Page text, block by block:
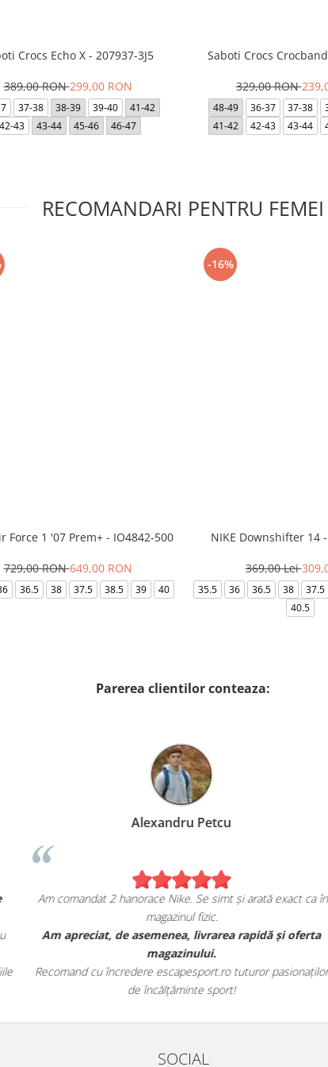
Crocs Echo X - 207937-3J5
389,00 RON299,00 RON
37-38 38-39 39-40
41-42
42-43
43-44 45-46 46-47
Saboti Crocs
329,00 RON
48-49 36-37 37-38
41-42
42-43 43-44
RECOMANDARI PENTRU FEMEI
Force 1 '07 Prem+ - IO4842-500
729,00 RON649,00 RON
36.5 38 37.5 38.5 39 40
-16%
NIKE Downshifter 14
369,00 Lei
35.5 36 36.5 38 37.5
40.5
Parerea clientilor conteaza:
Alexandru Petcu
Am comandat 2 hanorace Nike. Se simt și arată exact ca în
magazinul fizic.
Am apreciat, de asemenea, livrarea rapidă și oferta
magazinului.
Recomand cu încredere escapesport.ro tuturor
de încălțăminte sport!
SOCIAL